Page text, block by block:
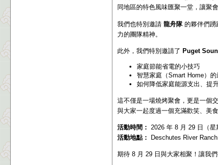
同地區的特色風味匯聚一堂，讓聚
我們也特別邀請 龍舟隊的夥伴們踴
力的團隊精神。
此外，我們特別邀請了 Puget
家庭節能省電的小技巧
智慧家庭（Smart Home）
如何降低家庭能源支出、提
這不僅是一場燒烤聚會，更是一個
與大家一起度過一個充滿歡笑、美
活動時間： 2026 年 8 月 29 日（
活動地點：
Deschutes River Ranch
期待 8 月 29 日與大家相聚！讓我